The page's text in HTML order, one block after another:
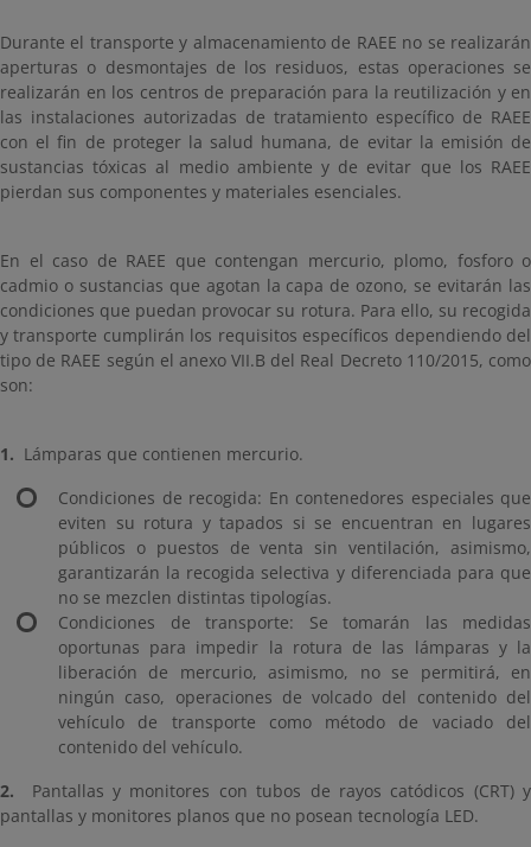
Durante el transporte y almacenamiento de RAEE no se realizarán
aperturas o desmontajes de los residuos, estas operaciones se
realizarán en los centros de preparación para la reutilización y en
las instalaciones autorizadas de tratamiento específico de RAEE
con el fin de proteger la salud humana, de evitar la emisión de
sustancias tóxicas al medio ambiente y de evitar que los RAEE
pierdan sus componentes y materiales esenciales.
En el caso de RAEE que contengan mercurio, plomo, fosforo o
cadmio o sustancias que agotan la capa de ozono, se evitarán las
condiciones que puedan provocar su rotura. Para ello, su recogida
y transporte cumplirán los requisitos específicos dependiendo del
tipo de RAEE según el anexo VII.B del Real Decreto 110/2015, como
son:
1. Lámparas que contienen mercurio.
Condiciones de recogida: En contenedores especiales que
eviten su rotura y tapados si se encuentran en lugares
públicos o puestos de venta sin ventilación, asimismo,
garantizarán la recogida selectiva y diferenciada para que
no se mezclen distintas tipologías.
Condiciones de transporte: Se tomarán las medidas
oportunas para impedir la rotura de las lámparas y la
liberación de mercurio, asimismo, no se permitirá, en
ningún caso, operaciones de volcado del contenido del
vehículo de transporte como método de vaciado del
contenido del vehículo.
2. Pantallas y monitores con tubos de rayos catódicos (CRT) y
pantallas y monitores planos que no posean tecnología LED.